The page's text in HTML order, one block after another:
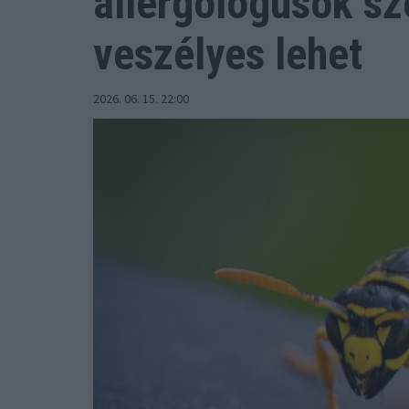
veszélyes lehet
2026. 06. 15. 22:00